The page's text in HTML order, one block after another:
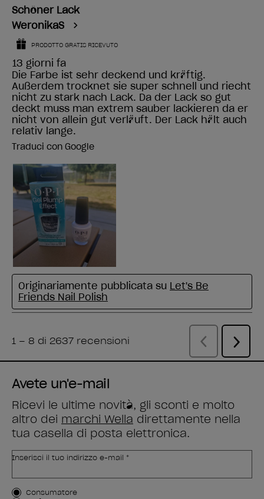
Avete un'e-mail
Ricevi le ultime novità, gli sconti e molto
altro dei marchi Wella direttamente nella
tua casella di posta elettronica.
Inserisci il tuo indirizzo e-mail *
Tipo di cliente
Consumatore